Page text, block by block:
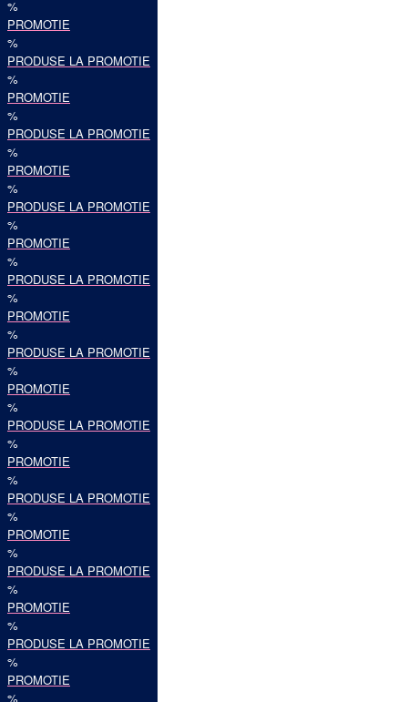
%
PROMOTIE
%
PRODUSE LA PROMOTIE
%
PROMOTIE
%
PRODUSE LA PROMOTIE
%
PROMOTIE
%
PRODUSE LA PROMOTIE
%
PROMOTIE
%
PRODUSE LA PROMOTIE
%
PROMOTIE
%
PRODUSE LA PROMOTIE
%
PROMOTIE
%
PRODUSE LA PROMOTIE
%
PROMOTIE
%
PRODUSE LA PROMOTIE
%
PROMOTIE
%
PRODUSE LA PROMOTIE
%
PROMOTIE
%
PRODUSE LA PROMOTIE
%
PROMOTIE
%